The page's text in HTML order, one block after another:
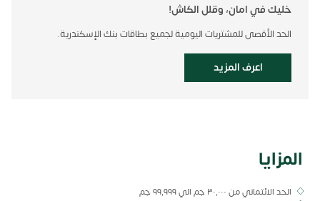
خليك في امان، وقلل الكاش!
الحد الأقصى للمشتريات اليومية لجميع بطاقات بنك الإسكندرية.
اعرف المزيد
المزايا
الحد الائتماني من ٣٠٬٠٠٠ جم الي ٩٩٬٩٩٩ جم